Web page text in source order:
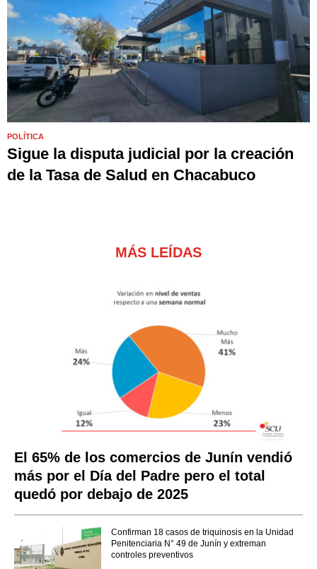
POLÍTICA
Sigue la disputa judicial por la creación
de la Tasa de Salud en Chacabuco
MÁS LEÍDAS
El 65% de los comercios de Junín vendió
más por el Día del Padre pero el total
quedó por debajo de 2025
Confirman 18 casos de triquinosis en la Unidad
Penitenciaria N° 49 de Junín y extreman
controles preventivos